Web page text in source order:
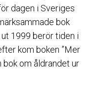
dagen i Sveriges
bok
ut 1999 berör tiden i
kom boken ”Mer
bok om åldrandet ur